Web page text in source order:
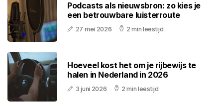
Podcasts als nieuwsbron: zo kies je
een betrouwbare luisterroute
27 mei 2026 2 min leestijd
Hoeveel kost het om je rijbewijs te
halen in Nederland in 2026
3 juni 2026 2 min leestijd